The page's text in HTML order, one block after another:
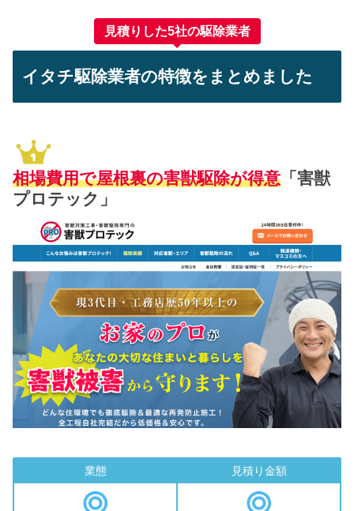
見積りした5社の駆除業者
イタチ駆除業者の特徴をまとめました
相場費用で屋根裏の害獣駆除が得意 「害獣
プロテック」
業態 見積り金額